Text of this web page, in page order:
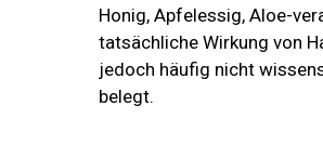
Honig, Apfelessig, Aloe-
tatsächliche Wirkung von
jedoch häufig nicht
belegt.